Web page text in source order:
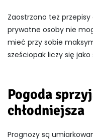
Zaostrzono też
prywatne osoby nie
mieć przy sobie
sześciopak liczy się
Pogoda
chłodniejsza
Prognozy są